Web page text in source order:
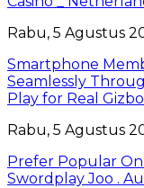
Rabu, 5 Agustus
Smartphone
Seamlessly
Play for Real
Rabu, 5 Agustus
Prefer Popular
Swordplay Joo .